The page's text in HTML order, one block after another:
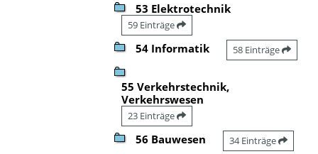
53 Elektrotechnik
59 Einträge
54 Informatik 58 Einträge
55 Verkehrstechnik,
Verkehrswesen
23 Einträge
56 Bauwesen 34 Einträge